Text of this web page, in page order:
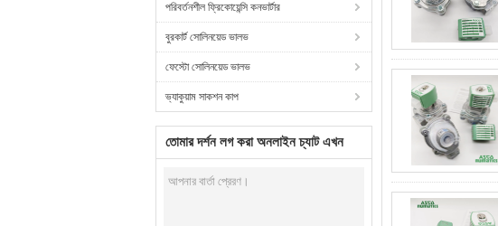
পরিবর্তনশীল ফ্রিকোয়েন্সি কনভার্টার
বুরকার্ট সোলিনয়েড ভালভ
ফেস্টো সোলিনয়েড ভালভ
ভ্যাকুয়াম সাকশন কাপ
তোমার দর্শন লগ করা অনলাইন চ্যাট এখন